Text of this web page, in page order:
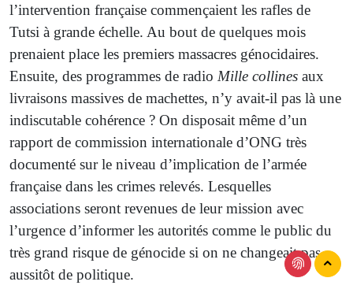
l’intervention française commençaient les rafles de
Tutsi à grande échelle. Au bout de quelques mois
prenaient place les premiers massacres génocidaires.
Ensuite, des programmes de radio Mille collines aux
livraisons massives de machettes, n’y avait-il pas là une
indiscutable cohérence ? On disposait même d’un
rapport de commission internationale d’ONG très
documenté sur le niveau d’implication de l’armée
française dans les crimes relevés. Lesquelles
associations seront revenues de leur mission avec
l’urgence d’informer les autorités comme le public du
très grand risque de génocide si on ne changeait pas
aussitôt de politique.